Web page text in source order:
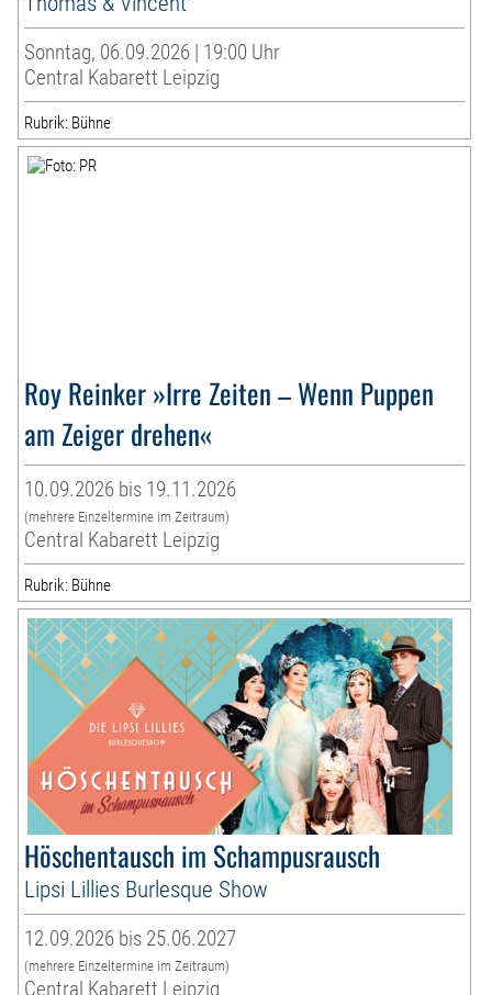
Sonntag, 06.09.2026 | 19:00 Uhr
Central Kabarett Leipzig
Rubrik: Bühne
Roy Reinker »Irre Zeiten – Wenn Puppen
am Zeiger drehen«
10.09.2026 bis 19.11.2026
(mehrere Einzeltermine im Zeitraum)
Central Kabarett Leipzig
Rubrik: Bühne
Höschentausch im Schampusrausch
Lipsi Lillies Burlesque Show
12.09.2026 bis 25.06.2027
(mehrere Einzeltermine im Zeitraum)
Central Kabarett Leipzig